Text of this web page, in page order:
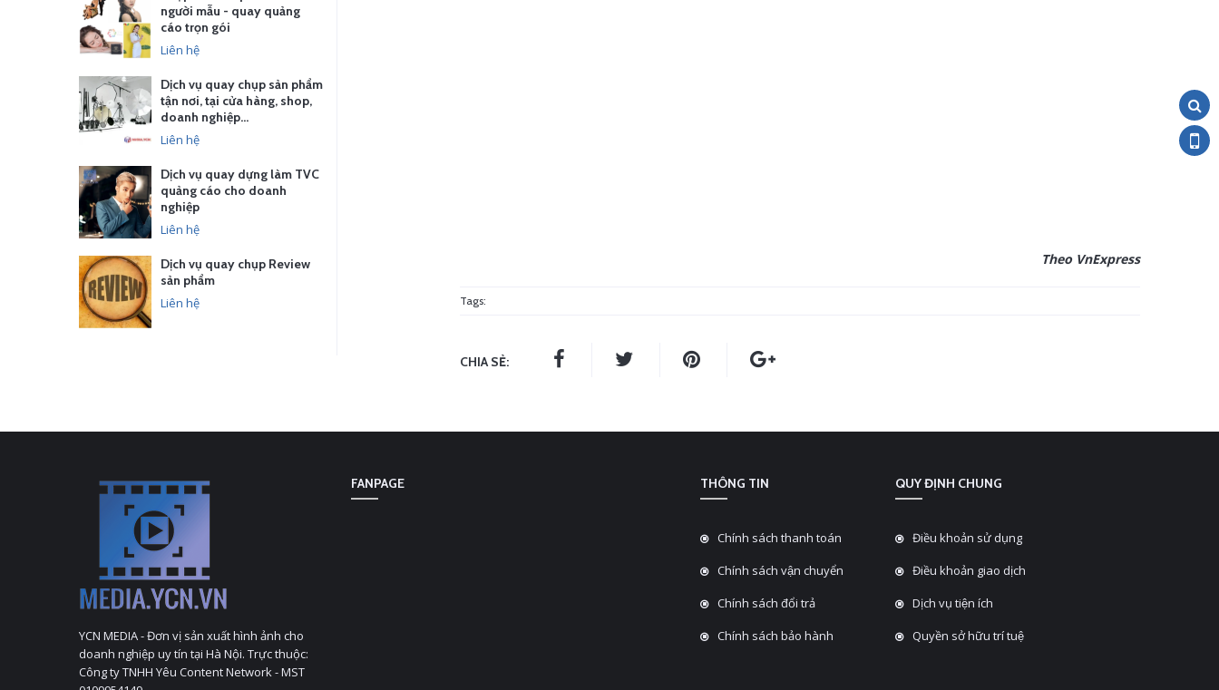
Theo VnExpress
Tags:
CHIA SẺ:
người mẫu - quay quảng
cáo trọn gói
Liên hệ
Dịch vụ quay chụp sản phẩm
tận nơi, tại cửa hàng, shop,
doanh nghiệp…
Liên hệ
Dịch vụ quay dựng làm TVC
quảng cáo cho doanh
nghiệp
Liên hệ
Dịch vụ quay chụp Review
sản phẩm
Liên hệ
YCN MEDIA - Đơn vị sản xuất hình ảnh cho
doanh nghiệp uy tín tại Hà Nội. Trực thuộc:
Công ty TNHH Yêu Content Network - MST
FANPAGE THÔNG TIN
Chính sách thanh toán
Chính sách vận chuyển
Chính sách đổi trả
Chính sách bảo hành
QUY ĐỊNH CHUNG
Điều khoản sử dụng
Điều khoản giao dịch
Dịch vụ tiện ích
Quyền sở hữu trí tuệ